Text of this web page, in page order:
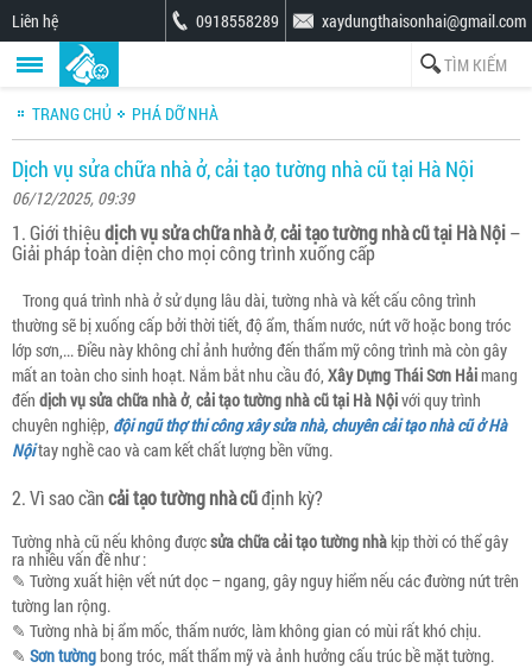
Liên hệ xaydungthaisonhai@gmail.com
0918558289
TRANG CHỦ PHÁ DỠ NHÀ
Dịch vụ sửa chữa nhà ở, cải tạo tường nhà cũ tại Hà Nội
06/12/2025, 09:39
1. Giới thiệudịch vụ sửa chữa nhà ở,cải tạo tường nhà cũ tại Hà Nội–
Giải pháp toàn diện cho mọi công trình xuống cấp
Trong quá trình nhà ở sử dụng lâu dài, tường nhà và kết cấu công trình
thường sẽ bị xuống cấp bởi thời tiết, độ ẩm, thấm nước, nứt vỡ hoặc bong tróc
lớp sơn,... Điều này không chỉ ảnh hưởng đến thẩm mỹ công trình mà còn gây
mất an toàn cho sinh hoạt. Nắm bắt nhu cầu đó, Xây Dựng Thái Sơn Hảimang
đến dịch vụ sửa chữa nhà ở, cải tạo tường nhà cũ tại Hà Nộivới quy trình
chuyên nghiệp, đội ngũ thợ thi công xây sửa nhà, chuyên cải tạo nhà cũ ở Hà
Nộitay nghề cao và cam kết chất lượng bền vững.
2. Vì sao cầncải tạo tường nhà cũđịnh kỳ?
Tường nhà cũ nếu không đượcsửa chữa cải tạo tường nhàkịp thời có thể gây
ra nhiều vấn đề như :
✎ Tường xuất hiện vết nứt dọc – ngang, gây nguy hiểm nếu các đường nứt trên
tường lan rộng.
✎ Tường nhà bị ẩm mốc, thấm nước, làm không gian có mùi rất khó chịu.
✎ Sơn tườngbong tróc, mất thẩm mỹ và ảnh hưởng cấu trúc bề mặt tường.